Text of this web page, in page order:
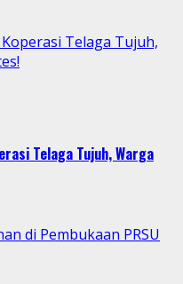
Telaga Tujuh,
Telaga Tujuh, Warga
di Pembukaan PRSU